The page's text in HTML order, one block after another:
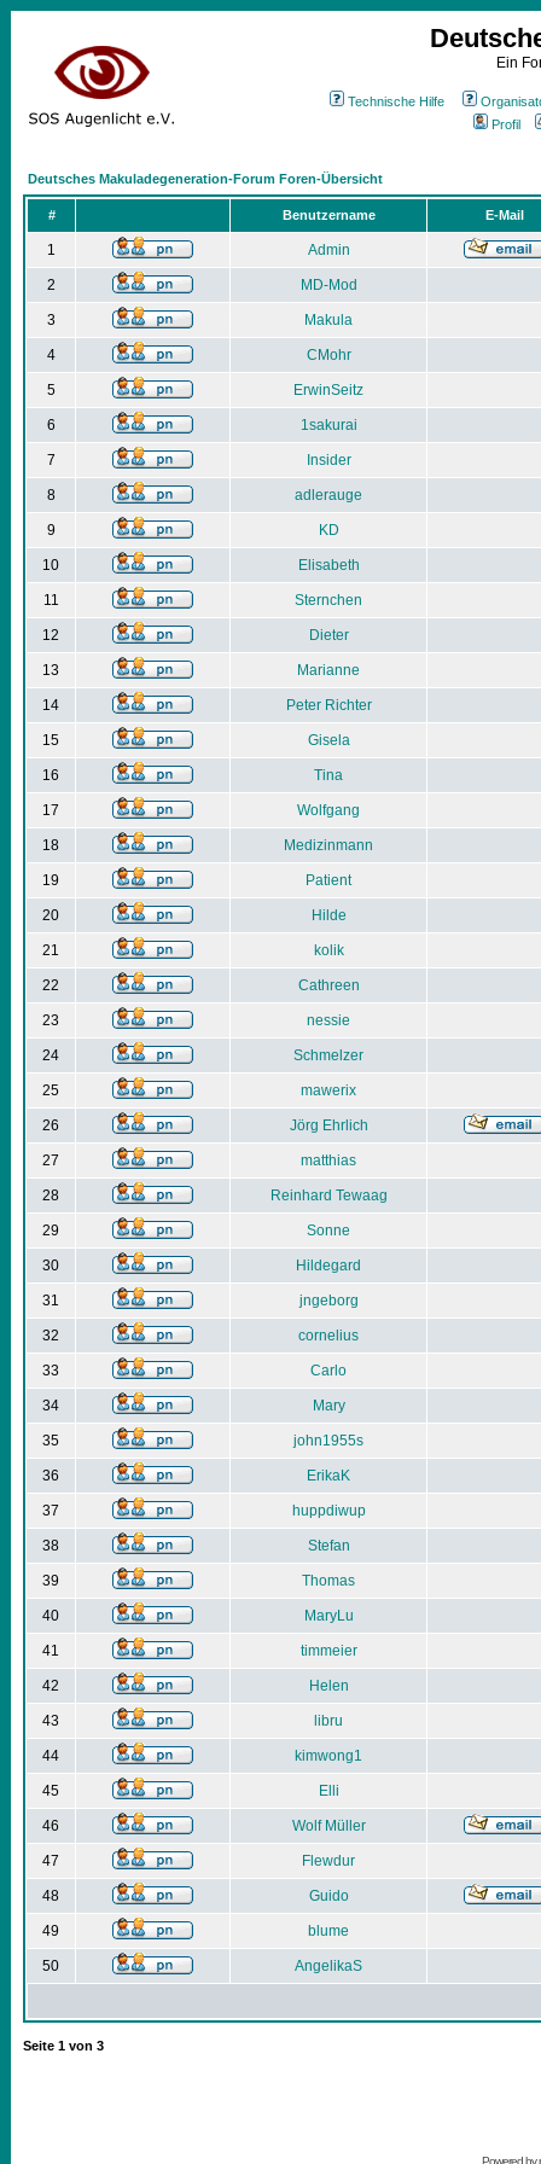
Ein
Technische Hilfe
Profil
Deutsches Makuladegeneration-Forum Foren-Übersicht
# Benutzername E-Mail
1 Admin
2 MD-Mod
3 Makula
4 CMohr
5 ErwinSeitz
6 1sakurai
7 Insider
8 adlerauge
9 KD
10 Elisabeth
11 Sternchen
12 Dieter
13 Marianne
14 Peter Richter
15 Gisela
16 Tina
17 Wolfgang
18 Medizinmann
19 Patient
20 Hilde
21 kolik
22 Cathreen
23 nessie
24 Schmelzer
25 mawerix
26 Jörg Ehrlich
27 matthias
28 Reinhard Tewaag
29 Sonne
30 Hildegard
31 jngeborg
32 cornelius
33 Carlo
34 Mary
35 john1955s
36 ErikaK
37 huppdiwup
38 Stefan
39 Thomas
40 MaryLu
41 timmeier
42 Helen
43 libru
44 kimwong1
45 Elli
46 Wolf Müller
47 Flewdur
48 Guido
49 blume
50 AngelikaS
Seite 1 von 3
Powered by